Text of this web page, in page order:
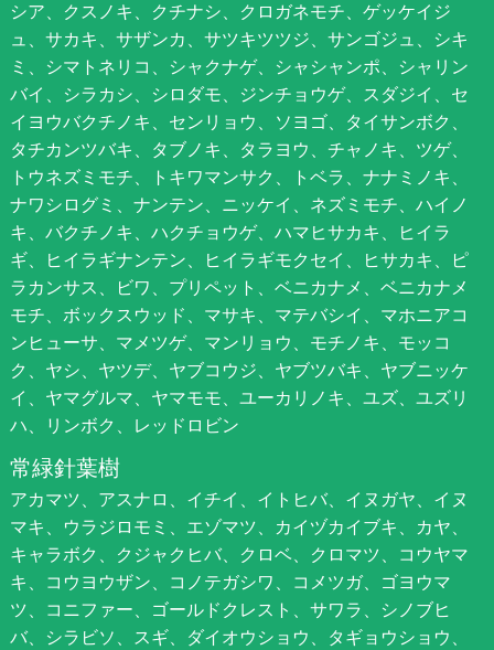
シア、クスノキ、クチナシ、クロガネモチ、ゲッケイジ
ュ、サカキ、サザンカ、サツキツツジ、サンゴジュ、シキ
ミ、シマトネリコ、シャクナゲ、シャシャンポ、シャリン
バイ、シラカシ、シロダモ、ジンチョウゲ、スダジイ、セ
イヨウバクチノキ、センリョウ、ソヨゴ、タイサンボク、
タチカンツバキ、タブノキ、タラヨウ、チャノキ、ツゲ、
トウネズミモチ、トキワマンサク、トベラ、ナナミノキ、
ナワシログミ、ナンテン、ニッケイ、ネズミモチ、ハイノ
キ、バクチノキ、ハクチョウゲ、ハマヒサカキ、ヒイラ
ギ、ヒイラギナンテン、ヒイラギモクセイ、ヒサカキ、ピ
ラカンサス、ビワ、プリペット、ベニカナメ、ベニカナメ
モチ、ボックスウッド、マサキ、マテバシイ、マホニアコ
ンヒューサ、マメツゲ、マンリョウ、モチノキ、モッコ
ク、ヤシ、ヤツデ、ヤブコウジ、ヤブツバキ、ヤブニッケ
イ、ヤマグルマ、ヤマモモ、ユーカリノキ、ユズ、ユズリ
ハ、リンボク、レッドロビン
常緑針葉樹
アカマツ、アスナロ、イチイ、イトヒバ、イヌガヤ、イヌ
マキ、ウラジロモミ、エゾマツ、カイヅカイブキ、カヤ、
キャラボク、クジャクヒバ、クロベ、クロマツ、コウヤマ
キ、コウヨウザン、コノテガシワ、コメツガ、ゴヨウマ
ツ、コニファー、ゴールドクレスト、サワラ、シノブヒ
バ、シラビソ、スギ、ダイオウショウ、タギョウショウ、